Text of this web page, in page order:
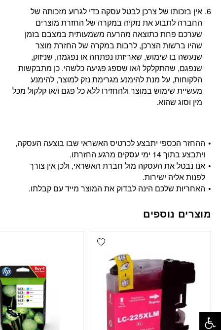
אין בזכותו של צרכן לבטל עסקה כדי לגרוע מזכותה של
החברה לתבוע את נזקיה במקרה של החזרת מוצרים
שערכם פחת כתוצאה מהרעה משמעותית במצבם בזמן
שהיו ברשות הצרכן, לרבות במקרה של החזרת מוצר
שנעשה בו שימוש, שאריזתו נפתחה או נפגמה, שניזוק,
שנפגם, שהתקלקל ו/או שספג פגיעה כלשהי. כן מתבקשות
הלקוחות, על מנת להימנע מגרימת נזק למוצר, להימנע
מעשיית שימוש במוצר ולהחזירו ללא כל פגם ו/או קלקול מכל
מין וסוג שהוא.
ההחזר הכספי יתבצע לכרטיס האשראי שבו בוצעה העסקה,
ויתבצע בתוך 14 ימי עסקים מרגע החזרתו.
אנו נבטל את העסקה מול חברת האשראי, ולכן אין צורך
לפנות אליה ישירות.
האחריות שלכם הינה לבדוק את המוצר מייד עם קבלתו.
מוצרים נוספים
Add wishlist
פתח סרגל נגישות